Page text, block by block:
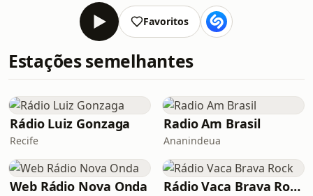
Favoritos
Estações semelhantes
Rádio Luiz Gonzaga
Recife
Radio Am Brasil
Ananindeua
Web Rádio Nova Onda Rádio Vaca Brava Rock